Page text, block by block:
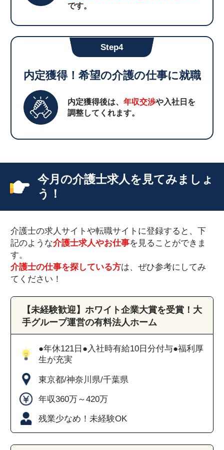
です。
Step4
内定獲得！希望の介護の仕事に就職
内定獲得後は、年収交渉や入社日を
調整してくれます。
今月の介護士求人を見てみましょ
う！
介護士の求人サイトや転職サイトに登録すると、下
記のような介護士求人やお仕事を見ることができま
す。
介護士の仕事を探している方は、ぜひ参考にしてみ
てください！
【未経験歓迎】ホワイト企業大賞を受賞！大
手グループ運営の有料法人ホーム
●年休121日●入社時有給10日分付与●福利厚
生が充実
東京都/神奈川県/千葉県
年収360万～420万
残業少なめ！未経験OK